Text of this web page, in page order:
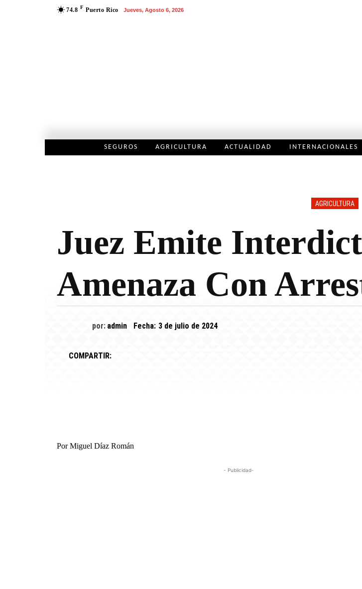
74.8 F Puerto Rico Jueves, Agosto 6, 2026
SEGUROS AGRICULTURA ACTUALIDAD INTERNACIONALES
AGRICULTURA
Juez Emite
Amenaza Con
por: admin Fecha: 3 de julio de 2024
COMPARTIR:
Por Miguel Díaz Román
- Publicidad-